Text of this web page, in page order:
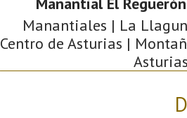
Manantiales | La
Centro de Asturias |